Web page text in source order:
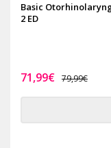
Basic
2 ED
71,99€ 79,99€